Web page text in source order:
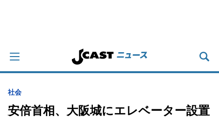
社会
安倍首相、大阪城にエレベーター設置